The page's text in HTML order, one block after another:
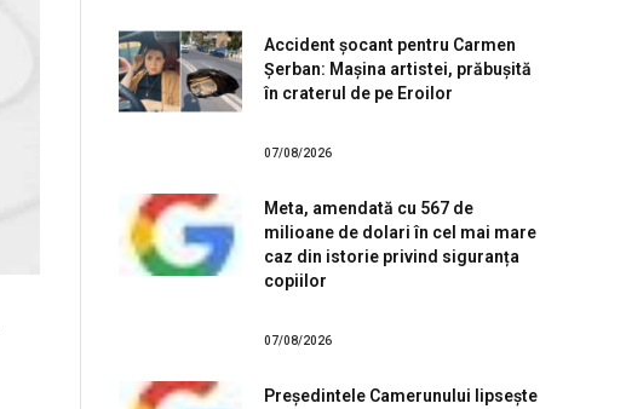
Accident șocant pentru Carmen
Șerban: Mașina artistei, prăbușită
în craterul de pe Eroilor
07/08/2026
Meta, amendată cu 567 de
milioane de dolari în cel mai mare
caz din istorie privind siguranța
copiilor
07/08/2026
Președintele Camerunului lipsește